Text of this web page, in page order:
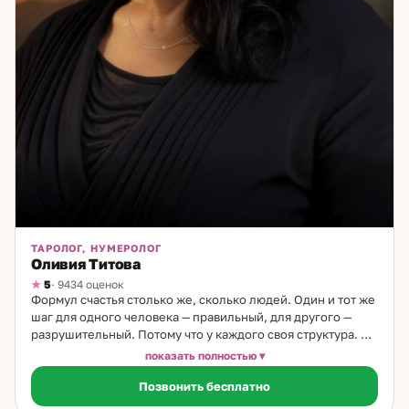
ТАРОЛОГ, НУМЕРОЛОГ
Оливия Титова
5· 9434 оценок
Формул счастья столько же, сколько людей. Один и тот же
шаг для одного человека — правильный, для другого —
разрушительный. Потому что у каждого своя структура. И
когда её видишь — многое становится понятным. Я таролог
и нумеролог с 19-летним опытом. Моя семья — врачи,
большая медицинская династия. Но по женской линии всё
иначе: бабушки и прабабушки были народными
показать полностью
Позвонить бесплатно